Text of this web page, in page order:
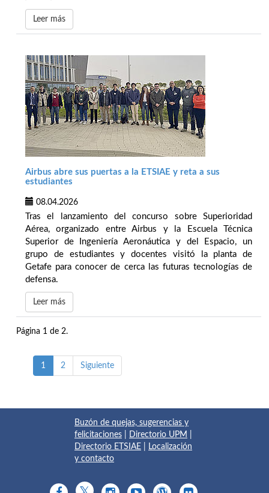
Leer más
Airbus abre sus puertas a la ETSIAE y reta a sus
estudiantes
08.04.2026
Tras el lanzamiento del concurso sobre Superioridad
Aérea, organizado entre Airbus y la Escuela Técnica
Superior de Ingeniería Aeronáutica y del Espacio, un
grupo de estudiantes y docentes visitó la planta de
Getafe para conocer de cerca las futuras tecnologías de
defensa.
Leer más
Página 1 de 2.
1 2 Siguiente
Buzón de quejas, sugerencias y
felicitaciones
Directorio UPM
Directorio ETSIAE
Localización
y contacto